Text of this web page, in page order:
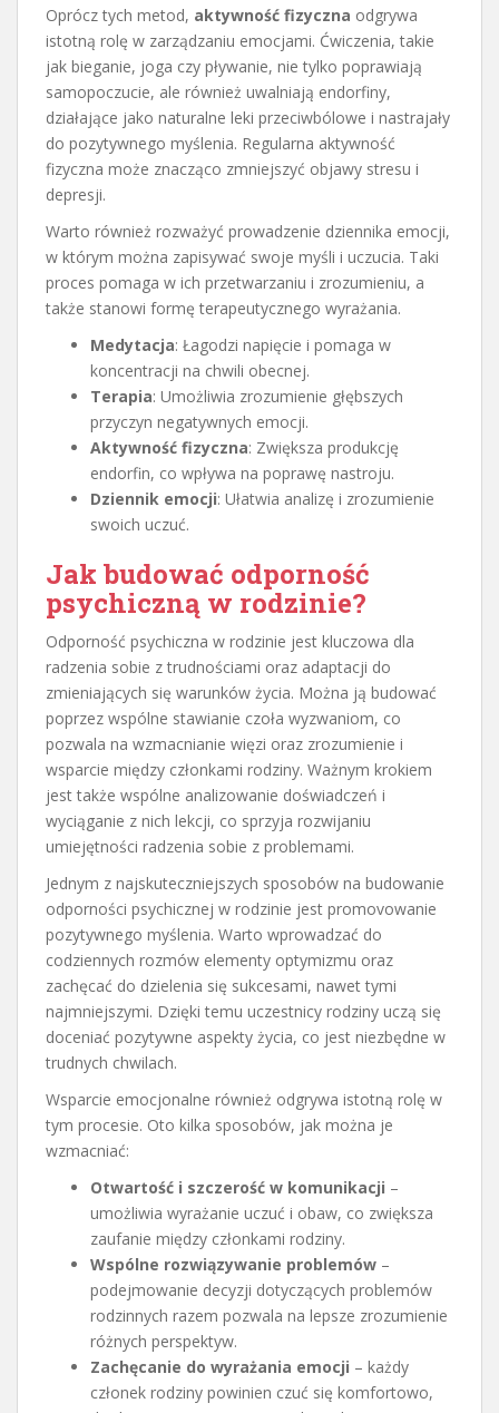
Oprócz tych metod, aktywność fizyczna odgrywa
istotną rolę w zarządzaniu emocjami. Ćwiczenia, takie
jak bieganie, joga czy pływanie, nie tylko poprawiają
samopoczucie, ale również uwalniają endorfiny,
działające jako naturalne leki przeciwbólowe i nastrajały
do pozytywnego myślenia. Regularna aktywność
fizyczna może znacząco zmniejszyć objawy stresu i
depresji.
Warto również rozważyć prowadzenie dziennika emocji,
w którym można zapisywać swoje myśli i uczucia. Taki
proces pomaga w ich przetwarzaniu i zrozumieniu, a
także stanowi formę terapeutycznego wyrażania.
Medytacja: Łagodzi napięcie i pomaga w
koncentracji na chwili obecnej.
Terapia: Umożliwia zrozumienie głębszych
przyczyn negatywnych emocji.
Aktywność fizyczna: Zwiększa produkcję
endorfin, co wpływa na poprawę nastroju.
Dziennik emocji: Ułatwia analizę i zrozumienie
swoich uczuć.
Jak budować odporność
psychiczną w rodzinie?
Odporność psychiczna w rodzinie jest kluczowa dla
radzenia sobie z trudnościami oraz adaptacji do
zmieniających się warunków życia. Można ją budować
poprzez wspólne stawianie czoła wyzwaniom, co
pozwala na wzmacnianie więzi oraz zrozumienie i
wsparcie między członkami rodziny. Ważnym krokiem
jest także wspólne analizowanie doświadczeń i
wyciąganie z nich lekcji, co sprzyja rozwijaniu
umiejętności radzenia sobie z problemami.
Jednym z najskuteczniejszych sposobów na budowanie
odporności psychicznej w rodzinie jest promovowanie
pozytywnego myślenia. Warto wprowadzać do
codziennych rozmów elementy optymizmu oraz
zachęcać do dzielenia się sukcesami, nawet tymi
najmniejszymi. Dzięki temu uczestnicy rodziny uczą się
doceniać pozytywne aspekty życia, co jest niezbędne w
trudnych chwilach.
Wsparcie emocjonalne również odgrywa istotną rolę w
tym procesie. Oto kilka sposobów, jak można je
wzmacniać:
Otwartość i szczerość w komunikacji –
umożliwia wyrażanie uczuć i obaw, co zwiększa
zaufanie między członkami rodziny.
Wspólne rozwiązywanie problemów –
podejmowanie decyzji dotyczących problemów
rodzinnych razem pozwala na lepsze zrozumienie
różnych perspektyw.
Zachęcanie do wyrażania emocji – każdy
członek rodziny powinien czuć się komfortowo,